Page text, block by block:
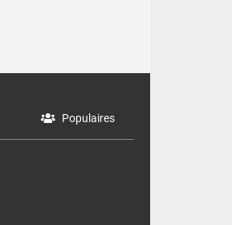
Populaires